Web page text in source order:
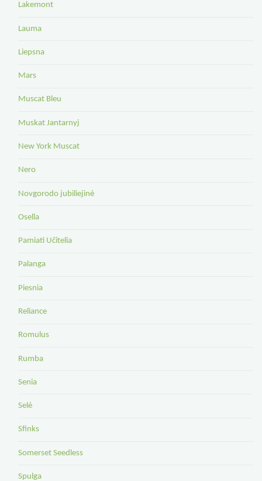
Lakemont
Lauma
Liepsna
Mars
Muscat Bleu
Muskat Jantarnyj
New York Muscat
Nero
Novgorodo jubiliejinė
Osella
Pamiati Učitelia
Palanga
Piesnia
Reliance
Romulus
Rumba
Senia
Selė
Sfinks
Somerset Seedless
Spulga